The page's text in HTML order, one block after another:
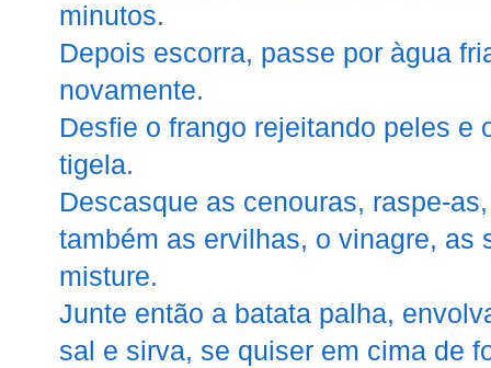
minutos.
Depois escorra, passe por àgua
novamente.
Desfie o frango rejeitando peles e
tigela.
Descasque as cenouras, raspe-
também as ervilhas, o vinagre, as
misture.
Junte então a batata palha,
sal e sirva, se quiser em cima de